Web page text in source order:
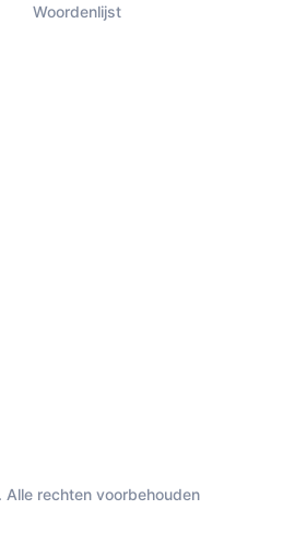
Woordenlijst
rechten voorbehouden